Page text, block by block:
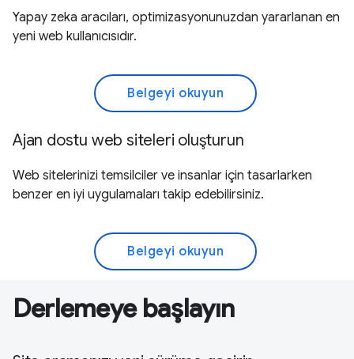
Yapay zeka aracıları, optimizasyonunuzdan yararlanan en
yeni web kullanıcısıdır.
Belgeyi okuyun
Ajan dostu web siteleri oluşturun
Web sitelerinizi temsilciler ve insanlar için tasarlarken
benzer en iyi uygulamaları takip edebilirsiniz.
Belgeyi okuyun
Derlemeye başlayın